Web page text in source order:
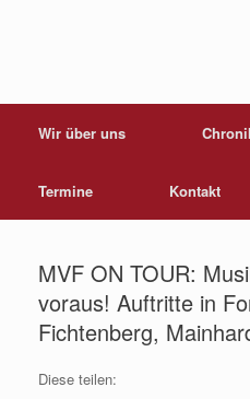
Wir über uns
Termine Kontakt
MVF ON TOUR:
voraus! Auftritte in
Fichtenberg,
Diese teilen: